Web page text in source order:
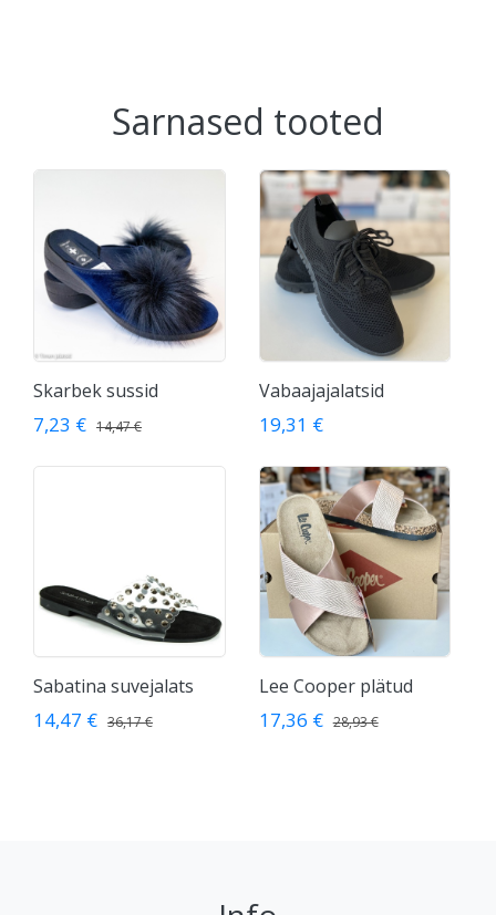
Sarnased tooted
Skarbek sussid
7,23 € 14,47 €
Vabaajajalatsid
19,31 €
Sabatina suvejalats
14,47 € 36,17 €
Lee Cooper plätud
17,36 € 28,93 €